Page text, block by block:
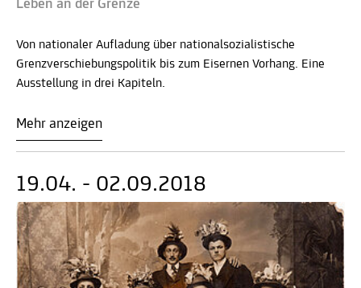
Leben an der Grenze
Von nationaler Aufladung über nationalsozialistische
Grenzverschiebungspolitik bis zum Eisernen Vorhang. Eine
Ausstellung in drei Kapiteln.
Mehr anzeigen
19.04. - 02.09.2018